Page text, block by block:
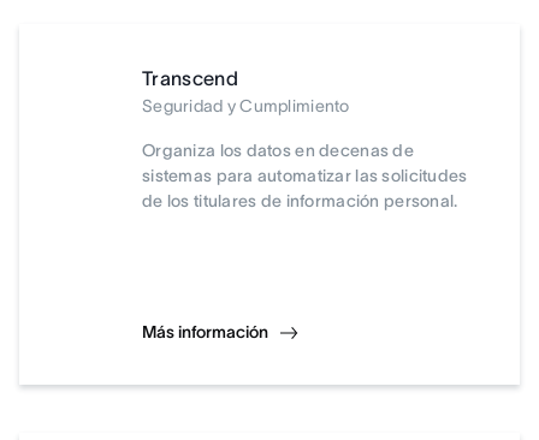
Transcend
Seguridad y Cumplimiento
Organiza los datos en decenas de
sistemas para automatizar las solicitudes
de los titulares de información personal.
Más información